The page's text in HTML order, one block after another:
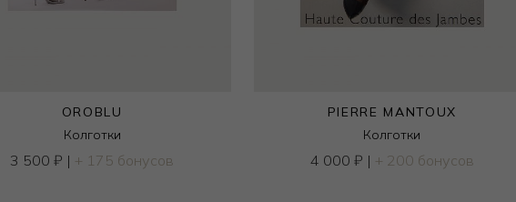
OROBLU
Колготки
3 500₽ | + 175 бонусов
PIERRE MANTOUX
Колготки
4 000 ₽ | + 200 бонусов